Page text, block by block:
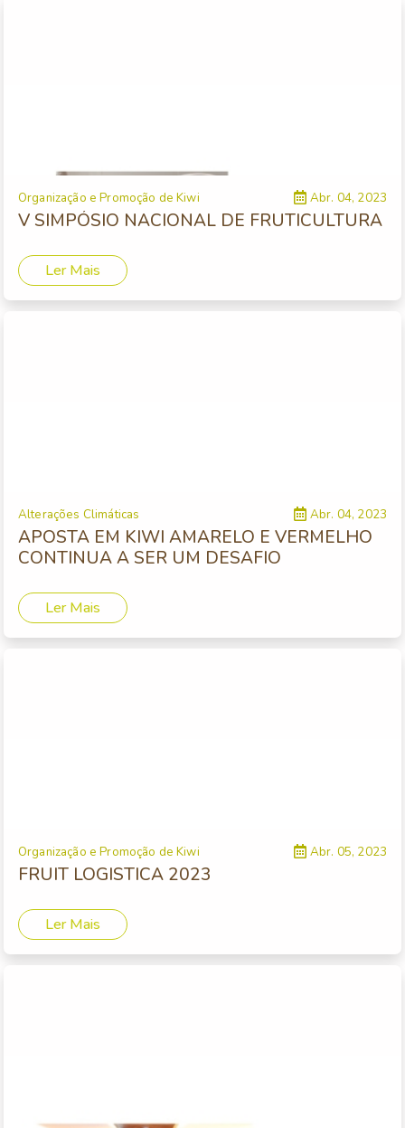
Organização e Promoção de Kiwi Abr. 04, 2023
V SIMPÓSIO NACIONAL DE FRUTICULTURA
Ler Mais
Alterações Climáticas Abr. 04, 2023
APOSTA EM KIWI AMARELO E VERMELHO
CONTINUA A SER UM DESAFIO
Ler Mais
Organização e Promoção de Kiwi Abr. 05, 2023
FRUIT LOGISTICA 2023
Ler Mais